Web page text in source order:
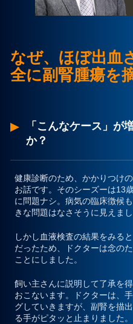
著作権につ
なぜ、ほぼ出血
全に副腎腫瘍を
「こんなケース」が
か？
健康診断のため、かかりつけ
お話です。そのシーズーは13
に問題ナシ。病気の臨床徴候
きな問題はなさそうに見えまし
しかし血液検査の結果をみる
だったため、ドクターは念の
ことにしました。
飼い主さんに説明して了承を
おこないます。ドクターは、
グしていきますが、 副腎を描
る手がピタッと止まりました。